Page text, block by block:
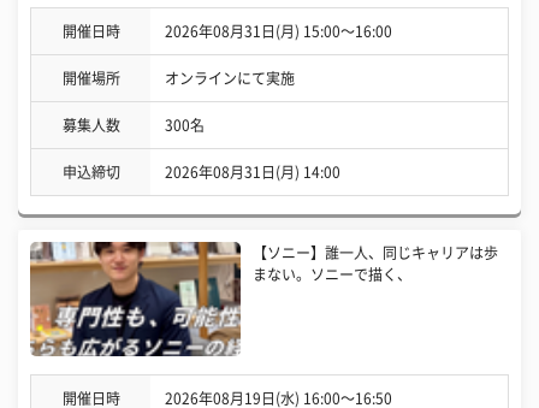
開催日時 2026年08月31日(月) 15:00〜16:00
開催場所 オンラインにて実施
募集人数 300名
申込締切 2026年08月31日(月) 14:00
【ソニー】誰一人、同じキャリアは歩
まない。ソニーで描く、
開催日時 2026年08月19日(水) 16:00〜16:50